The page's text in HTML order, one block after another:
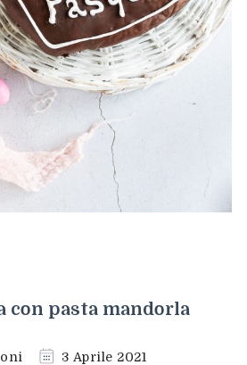
con pasta mandorla
3 Aprile 2021